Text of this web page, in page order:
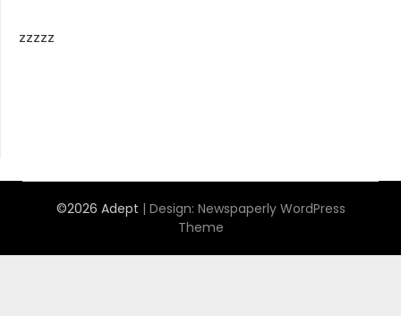
zzzzz
©2026 Adept | Design: Newspaperly WordPress
Theme